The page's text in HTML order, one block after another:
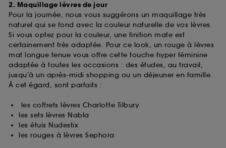
2. Maquillage lèvres de jour
Pour la journée, nous vous suggérons un maquillage très
naturel qui se fond avec la couleur naturelle de vos lèvres.
Si vous optez pour la couleur, une finition mate est
certainement très adaptée. Pour ce look, un rouge à lèvres
mat longue tenue vous offre cette touche hyper féminine
adaptée à toutes les occasions : des études, au travail,
jusqu’à un après-midi shopping ou un déjeuner en famille.
À cet égard, sont parfaits :
les coffrets lèvres Charlotte Tilbury
les sets lèvres Nabla
les étuis Nudestix
les rouges à lèvres Sephora